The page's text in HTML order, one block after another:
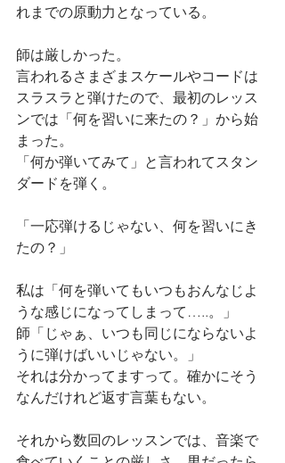
れまでの原動力となっている。
師は厳しかった。
言われるさまざまスケールやコードは
スラスラと弾けたので、最初のレッス
ンでは「何を習いに来たの？」から始
まった。
「何か弾いてみて」と言われてスタン
ダードを弾く。
「一応弾けるじゃない、何を習いにき
たの？」
私は「何を弾いてもいつもおんなじよ
うな感じになってしまって…..。」
師「じゃぁ、いつも同じにならないよ
うに弾けばいいじゃない。」
それは分かってますって。確かにそう
なんだけれど返す言葉もない。
それから数回のレッスンでは、音楽で